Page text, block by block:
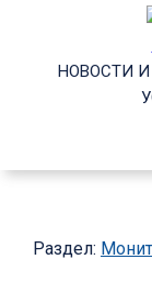
НОВОСТИ
Раздел: